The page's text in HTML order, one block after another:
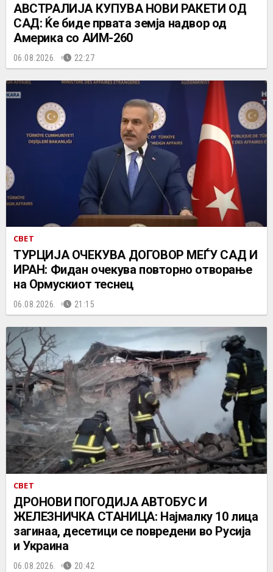
АВСТРАЛИЈА КУПУВА НОВИ РАКЕТИ ОД
САД: Ќе биде првата земја надвор од
Америка со АИМ-260
06.08.2026. 22:27
СВЕТ
ТУРЦИЈА ОЧЕКУВА ДОГОВОР МЕЃУ САД И
ИРАН: Фидан очекува повторно отворање
на Ормускиот теснец
06.08.2026. 21:15
СВЕТ
ДРОНОВИ ПОГОДИЈА АВТОБУС И
ЖЕЛЕЗНИЧКА СТАНИЦА: Најмалку 10 лица
загинаа, десетици се повредени во Русија
и Украина
06.08.2026. 20:42